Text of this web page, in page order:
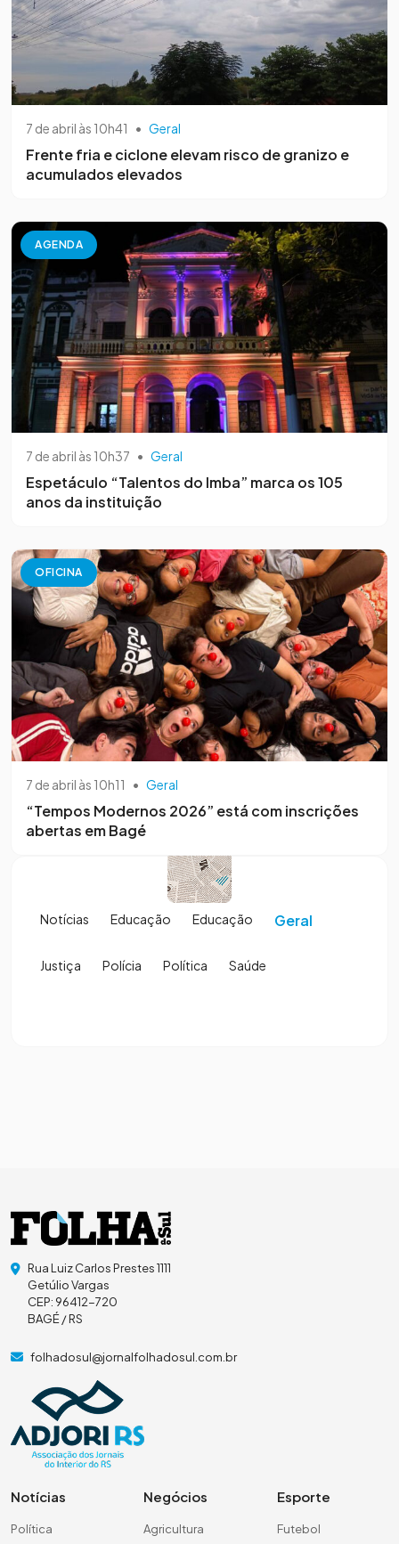
7 de abril às 10h41 • Geral
Frente fria e ciclone elevam risco de granizo e
acumulados elevados
AGENDA
7 de abril às 10h37 • Geral
Espetáculo “Talentos do Imba” marca os 105
anos da instituição
OFICINA
7 de abril às 10h11 • Geral
“Tempos Modernos 2026” está com inscrições
abertas em Bagé
Notícias Educação Educação Geral
Justiça Polícia Política Saúde
Rua Luiz Carlos Prestes 1111
Getúlio Vargas
CEP: 96412-720
BAGÉ / RS
folhadosul@jornalfolhadosul.com.br
Notícias
Política
Negócios
Agricultura
Esporte
Futebol